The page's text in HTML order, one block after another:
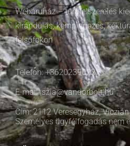
Webáruház – túrafelszerelés
kirándulás, kempingezés,
felsőfokon
Telefon: +36202390227
E-mail: szia@vandorbolt.hu
Cím: 2112 Veresegyház,
Személyes ügyfélfogadás nem